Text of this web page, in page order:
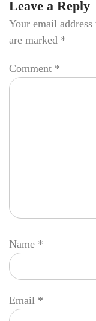
Leave a Reply
Your email
are marked *
Comment *
Name *
Email *